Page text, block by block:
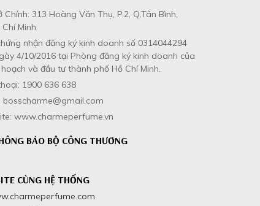
Chính: 313 Hoàng Văn Thụ, P.2, Q.Tân Bình,
Minh
nhận đăng ký kinh doanh số 0314044294
4/10/2016 tại Phòng đăng ký kinh doanh của
hoạch và đầu tư thành phố Hồ Chí Minh.
1900 636 638
bosscharme@gmail.com
www.charmeperfume.vn
BÁO BỘ CÔNG THƯƠNG
CÙNG HỆ THỐNG